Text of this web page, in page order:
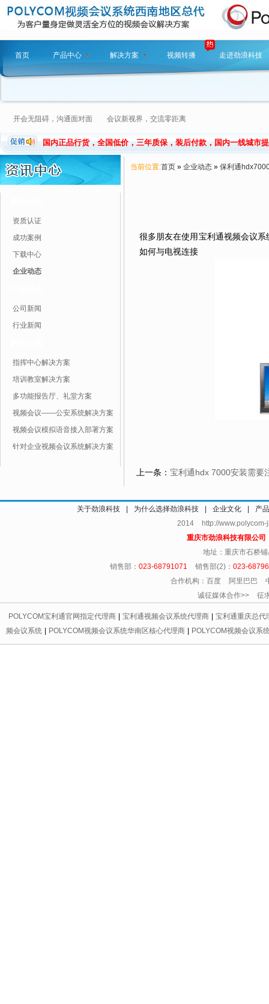
首页 产品中心 解决方案 视频转播 走进劲浪科技
开会无阻碍，沟通面对面 会议新视界，交流零距离
国内正品行货，全国低价，三年质保，装后付款，国内一线城市
资质认证
成功案例
下载中心
企业动态
公司新闻
行业新闻
指挥中心解决方案
培训教室解决方案
多功能报告厅、礼堂方案
视频会议——公安系统解决方案
视频会议模拟语音接入部署方案
针对企业视频会议系统解决方案
当前位置:首页 » 企业动态 » 保利通
很多朋友在使用宝利通视频会议
如何与电视连接
上一条： 宝利通hdx 7000安装需要
关于劲浪科技 为什么选择劲浪科技 企业文化
产
2014 http://
重庆市劲浪科技有限公
地址：重庆市石桥
销售部： 023-68791071 销售部(2)： 023-
合作机构：百度 阿里巴巴
诚征媒体合作>> 征
POLYCOM宝利通官网指定代理商 宝利通视频会议系统代理商
宝利通重庆总代
频会议系统
POLYCOM视频会议系统华南区核心代理商
POLYCOM视频会议系
代理商 | 宝利通会议电话区域总代理 | 重庆宝利通 | 重庆led显示屏 | 重庆宝利通 |